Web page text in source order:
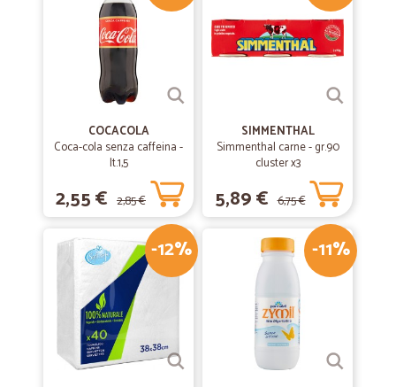
COCACOLA
Coca-cola senza caffeina -
lt.1,5
2,55 € 2,85 €
SIMMENTHAL
Simmenthal carne - gr.90
cluster x3
5,89 € 6,75 €
-12% -11%